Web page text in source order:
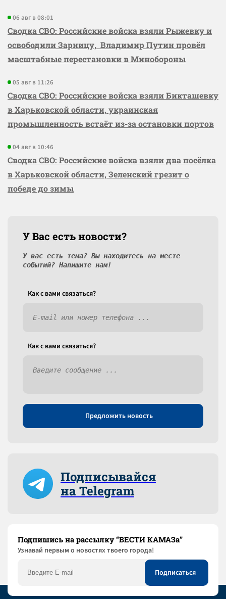
06 авг в 08:01
Сводка СВО: Российские войска взяли Рыжевку и
освободили Зарницу, Владимир Путин провёл
масштабные перестановки в Минобороны
05 авг в 11:26
Сводка СВО: Российские войска взяли Бикташевку
в Харьковской области, украинская
промышленность встаёт из-за остановки портов
04 авг в 10:46
Сводка СВО: Российские войска взяли два посёлка
в Харьковской области, Зеленский грезит о
победе до зимы
У Вас есть новости?
У вас есть тема? Вы находитесь на месте
событий? Напишите нам!
Как c вами связаться?
Как c вами связаться?
Предложить новость
Подписывайся
на Telegram
Подпишись на рассылку “ВЕСТИ КАМАЗа”
Узнaвай первым о новостях твоего города!